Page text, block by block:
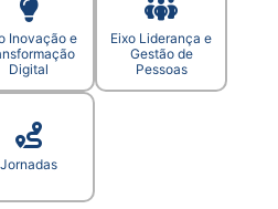
Inovação e
Digital
Eixo Liderança e
Gestão de
Pessoas
Jornadas